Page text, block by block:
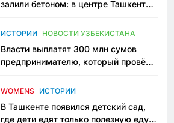
залили бетоном: в центре Ташкента
пространство
ИСТОРИИ НОВОСТИ УЗБЕКИСТАНА
Власти выплатят 300 млн сумов
предпринимателю, который провёл
приговору
WOMENS ИСТОРИИ
В Ташкенте появился детский сад,
где дети едят только полезную еду.